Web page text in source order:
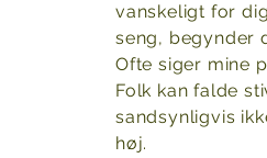
vanskeligt for
seng, begynder
Ofte siger mine
Folk kan falde
sandsynligvis
høj.